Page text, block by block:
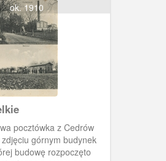
ok. 1910
pocztówka z Cedrów
górnym budynek
budowę rozpoczęto